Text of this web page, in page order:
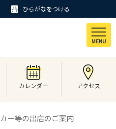
ひらがなをつける
MENU
カレンダー アクセス
ー等の出店のご案内